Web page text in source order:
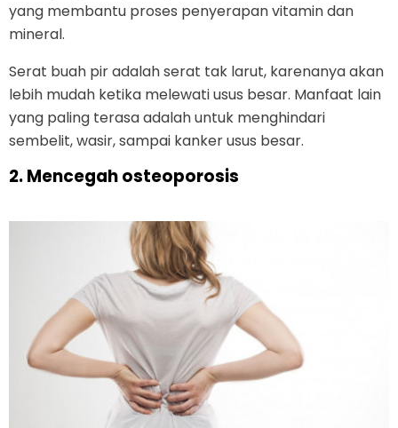
yang membantu proses penyerapan vitamin dan
mineral.
Serat buah pir adalah serat tak larut, karenanya akan
lebih mudah ketika melewati usus besar. Manfaat lain
yang paling terasa adalah untuk menghindari
sembelit, wasir, sampai kanker usus besar.
2. Mencegah osteoporosis